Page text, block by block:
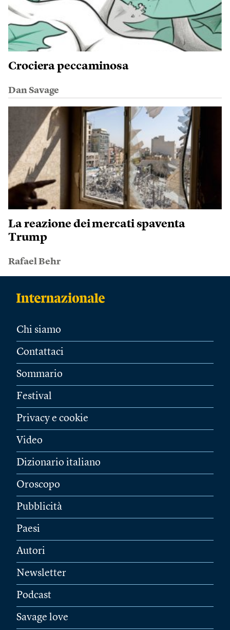
Crociera peccaminosa
Dan Savage
La reazione dei mercati spaventa
Trump
Rafael Behr
Chi siamo
Contattaci
Sommario
Festival
Privacy e cookie
Video
Dizionario italiano
Oroscopo
Pubblicità
Paesi
Autori
Newsletter
Podcast
Savage love